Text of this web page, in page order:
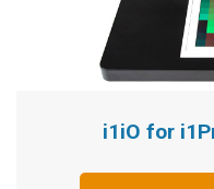
i1iO for